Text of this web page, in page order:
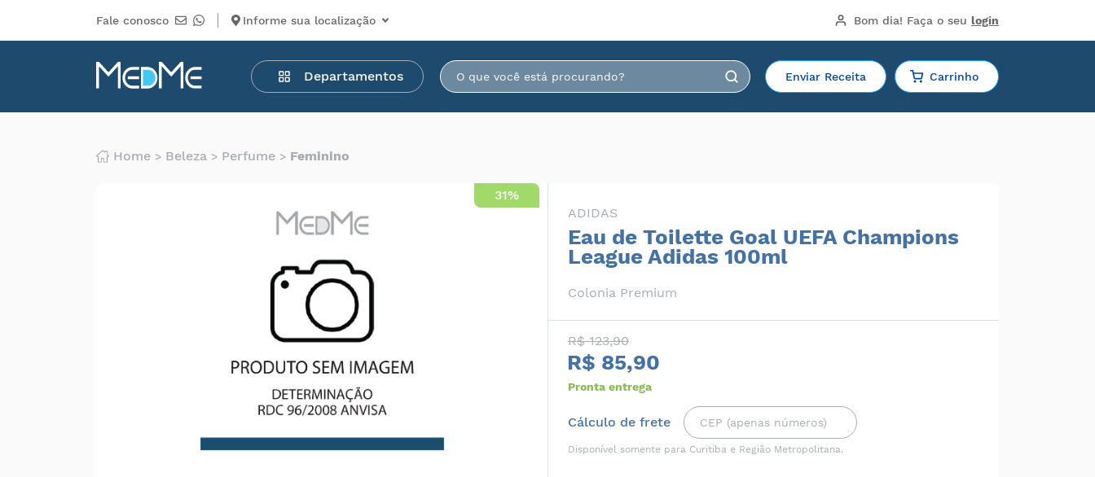
Fale conosco Informe sua localização Bom dia! Faça o seu login
Departamentos Enviar Receita Carrinho
Departamentos
Medicamentos
Higiene
Home Beleza Perfume Feminino
31%
ADIDAS
Eau de Toilette Goal UEFA Champions
League Adidas 100ml
Colonia Premium
R$ 123,90
R$ 85,90
Pronta entrega
Cálculo de frete
Disponível somente para Curitiba e Região Metropolitana.